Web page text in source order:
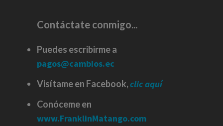
Contáctate conmigo...
Puedes escribirme a
pagos@cambios.ec
Visítame en Facebook,clic aquí
Conóceme en
www.FranklinMatango.com